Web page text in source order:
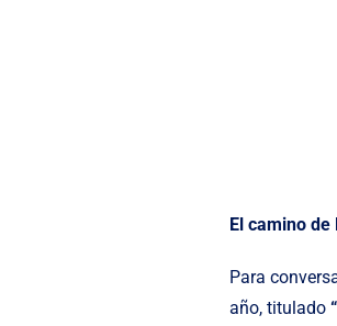
El camino
Para
año, titulado